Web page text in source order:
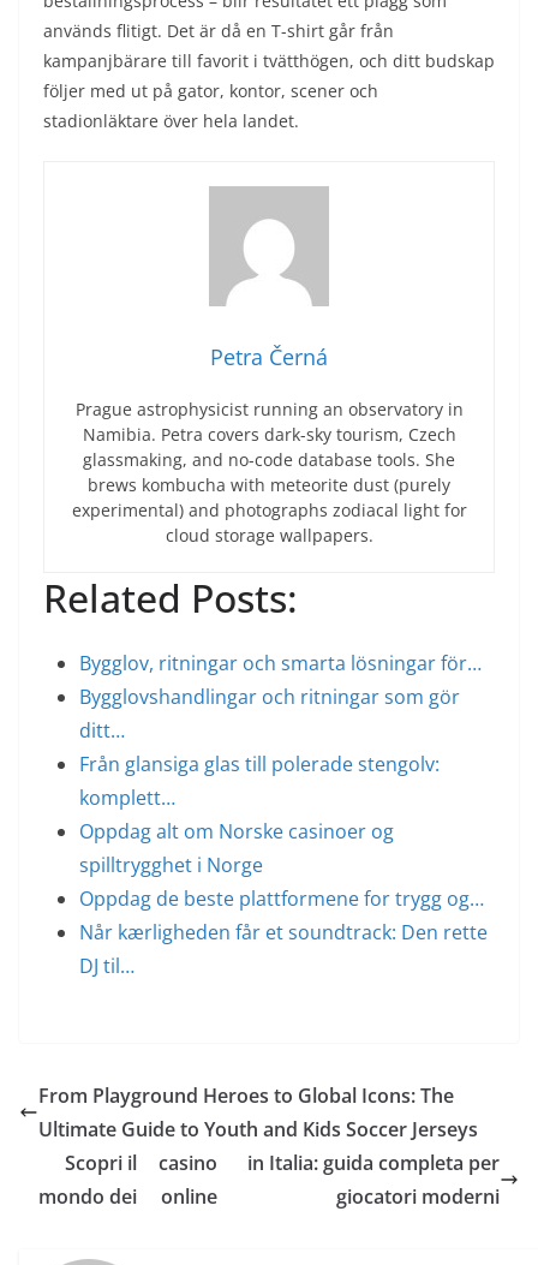
används flitigt. Det är då en T-shirt går från
kampanjbärare till favorit i tvätthögen, och ditt budskap
följer med ut på gator, kontor, scener och
stadionläktare över hela landet.
Petra Černá
Prague astrophysicist running an observatory in
Namibia. Petra covers dark-sky tourism, Czech
glassmaking, and no-code database tools. She
brews kombucha with meteorite dust (purely
experimental) and photographs zodiacal light for
cloud storage wallpapers.
Related Posts:
Bygglov, ritningar och smarta lösningar för…
Bygglovshandlingar och ritningar som gör
ditt…
Från glansiga glas till polerade stengolv:
komplett…
Oppdag alt om Norske casinoer og
spilltrygghet i Norge
Oppdag de beste plattformene for trygg og…
Når kærligheden får et soundtrack: Den rette
DJ til…
From Playground Heroes to Global Icons: The
Ultimate Guide to Youth and Kids Soccer Jerseys
Scopri il
mondo dei
casino
online
in Italia: guida completa per
giocatori moderni